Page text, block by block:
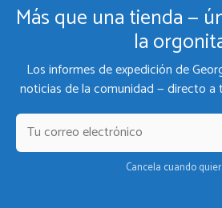
Más que una tienda —
la
Los informes de expedición de
noticias de la comunidad — directo a
Cancela cuando